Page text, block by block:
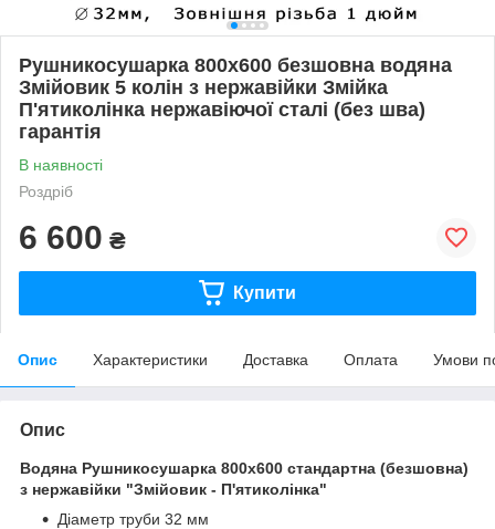
Рушникосушарка 800х600 безшовна водяна
Змійовик 5 колін з нержавійки Змійка
П'ятиколінка нержавіючої сталі (без шва)
гарантія
В наявності
Роздріб
6 600 ₴
Купити
Опис Характеристики Доставка Оплата Умови
Опис
Водяна Рушникосушарка 800х600 стандартна (безшовна)
з нержавійки "Змійовик - П'ятиколінка"
Діаметр труби 32 мм